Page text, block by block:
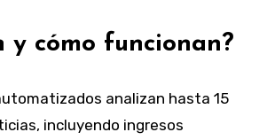
y cómo funcionan?
analizan hasta 15
incluyendo ingresos